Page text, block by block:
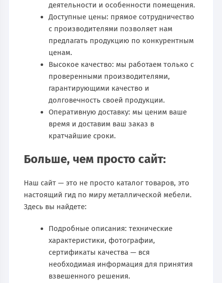
деятельности и особенности помещения.
Доступные цены: прямое сотрудничество
с производителями позволяет нам
предлагать продукцию по конкурентным
ценам.
Высокое качество: мы работаем только с
проверенными производителями,
гарантирующими качество и
долговечность своей продукции.
Оперативную доставку: мы ценим ваше
время и доставим ваш заказ в
кратчайшие сроки.
Больше, чем просто сайт:
Наш сайт — это не просто каталог товаров, это
настоящий гид по миру металлической мебели.
Здесь вы найдете:
Подробные описания: технические
характеристики, фотографии,
сертификаты качества — вся
необходимая информация для принятия
взвешенного решения.